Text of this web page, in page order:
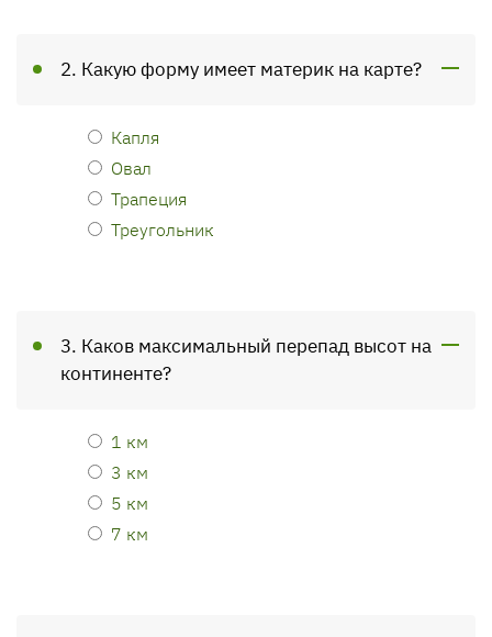
2. Какую форму имеет материк на карте?
Капля
Овал
Трапеция
Треугольник
3. Каков максимальный перепад высот на
континенте?
1 км
3 км
5 км
7 км